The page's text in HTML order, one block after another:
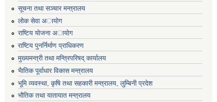
सूचना तथा सञ्चार मन्त्रालय
लाेक सेवा अायाेग
राष्टिय याेजना अायाेग
राष्टिय पुनर्निर्माण प्राधिकरण
मुख्यमन्त्री तथा मन्त्रिपरिषद् कार्यालय
भैातिक पूर्वाधार विकास मन्त्रालय
भूमि व्यवस्था, कृषि तथा सहकारी मन्त्रालय, लु्म्बिनी प्रदेश
भाैतिक तथा यातायात मन्त्रालय